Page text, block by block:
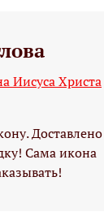
Иисуса Христа
Доставлено
Сама икона